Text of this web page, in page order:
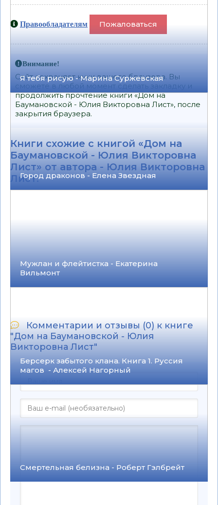
Я тебя рисую - Марина Суржевская
Город драконов - Елена Звездная
Мужлан и флейтистка - Екатерина
Вильмонт
Берсерк забытого клана. Книга 1. Руссия
магов - Алексей Нагорный
Смертельная белизна - Роберт Гэлбрейт
Правообладателям Пожаловаться
Внимание!
Сайт сохраняет куки вашего браузера. Вы
сможете в любой момент сделать закладку и
продолжить прочтение книги «Дом на
Баумановской - Юлия Викторовна Лист», после
закрытия браузера.
Книги схожие с книгой «Дом на
Баумановской - Юлия Викторовна
Лист» от автора - Юлия Викторовна
Лист:
Комментарии и отзывы (0) к книге
"Дом на Баумановской - Юлия
Викторовна Лист"